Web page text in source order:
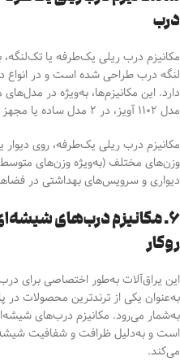
درب
مکانیزم درب ریلی یک‌طرفه یا
دارد. این مکانیزم‌ها،
مدل ۱۱۰۲ آویز،
در ۲ مدل ساده یا مجهز به سیستم آرام‌بند عرضه می‌شوند.
مکانیزم درب ریلی یک‌طرفه، روی
وزن‌های مختلف (به‌ویژه وزن‌های متوسط)
دیواری و سرویس‌های بهداشتی در
۶. مکانیزم درب‌های
روکار
این یراق‌آلات به‌طور اختصاصی برای
به‌عنوان یکی از ترندترین محصولات در
استو به‌دلیل ظرافت و شفافیت
می‌کند.